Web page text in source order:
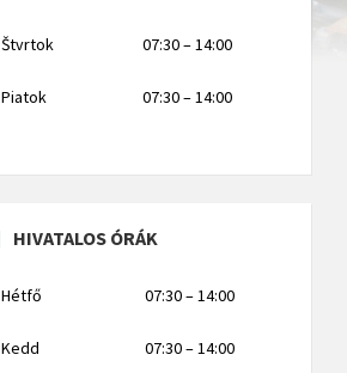
Štvrtok 07:30 – 14:00
Piatok 07:30 – 14:00
HIVATALOS ÓRÁK
Hétfő 07:30 – 14:00
Kedd 07:30 – 14:00